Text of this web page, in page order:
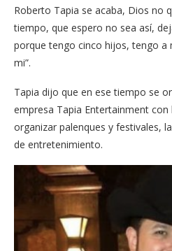
Roberto Tapia se acaba, Dios no
tiempo, que espero no sea así,
porque tengo cinco hijos, tengo a
mi”.
Tapia dijo que en ese tiempo se
empresa Tapia Entertainment
organizar palenques y festivales,
de entretenimiento.